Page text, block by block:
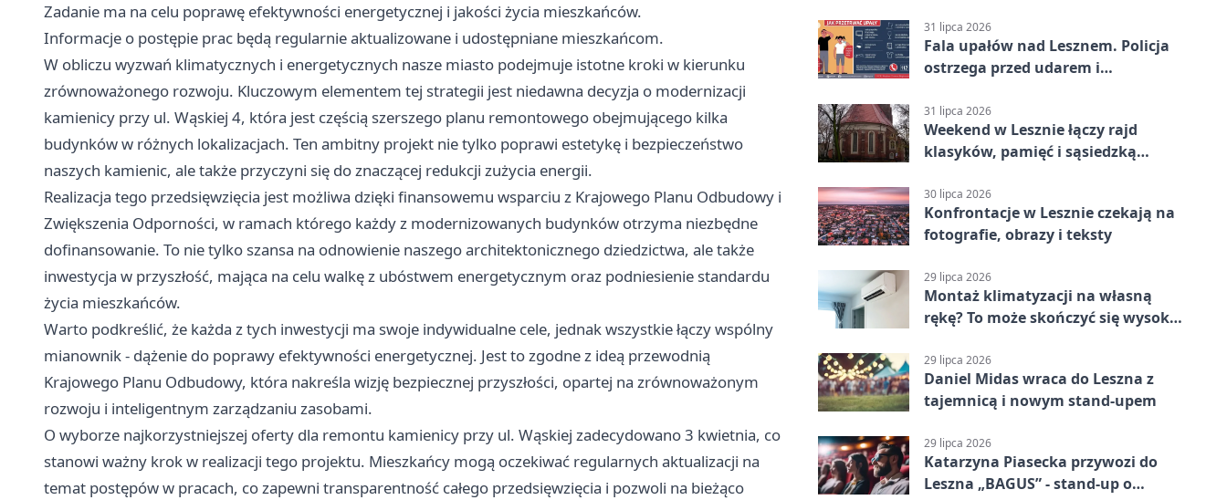
Zadanie ma na celu poprawę efektywności energetycznej i jakości życia mieszkańców.
Informacje o postępie prac będą regularnie aktualizowane i udostępniane mieszkańcom.
W obliczu wyzwań klimatycznych i energetycznych nasze miasto podejmuje istotne kroki w kierunku
zrównoważonego rozwoju. Kluczowym elementem tej strategii jest niedawna decyzja o modernizacji
kamienicy przy ul. Wąskiej 4, która jest częścią szerszego planu remontowego obejmującego kilka
budynków w różnych lokalizacjach. Ten ambitny projekt nie tylko poprawi estetykę i bezpieczeństwo
naszych kamienic, ale także przyczyni się do znaczącej redukcji zużycia energii.
Realizacja tego przedsięwzięcia jest możliwa dzięki finansowemu wsparciu z Krajowego Planu Odbudowy i
Zwiększenia Odporności, w ramach którego każdy z modernizowanych budynków otrzyma niezbędne
dofinansowanie. To nie tylko szansa na odnowienie naszego architektonicznego dziedzictwa, ale także
inwestycja w przyszłość, mająca na celu walkę z ubóstwem energetycznym oraz podniesienie standardu
życia mieszkańców.
Warto podkreślić, że każda z tych inwestycji ma swoje indywidualne cele, jednak wszystkie łączy wspólny
mianownik - dążenie do poprawy efektywności energetycznej. Jest to zgodne z ideą przewodnią
Krajowego Planu Odbudowy, która nakreśla wizję bezpiecznej przyszłości, opartej na zrównoważonym
rozwoju i inteligentnym zarządzaniu zasobami.
O wyborze najkorzystniejszej oferty dla remontu kamienicy przy ul. Wąskiej zadecydowano 3 kwietnia, co
stanowi ważny krok w realizacji tego projektu. Mieszkańcy mogą oczekiwać regularnych aktualizacji na
temat postępów w pracach, co zapewni transparentność całego przedsięwzięcia i pozwoli na bieżąco
31 lipca 2026
Fala upałów nad Lesznem. Policja
ostrzega przed udarem i
31 lipca 2026
Weekend w Lesznie łączy rajd
klasyków, pamięć i sąsiedzką
30 lipca 2026
Konfrontacje w Lesznie czekają na
fotografie, obrazy i teksty
29 lipca 2026
Montaż klimatyzacji na własną
rękę? To może skończyć się wysoką
29 lipca 2026
Daniel Midas wraca do Leszna z
tajemnicą i nowym stand-upem
29 lipca 2026
Katarzyna Piasecka przywozi do
Leszna „BAGUS” - stand-up o